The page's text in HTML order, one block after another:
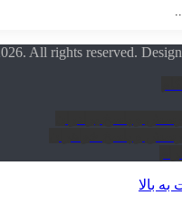
All rights reserved.
بالا